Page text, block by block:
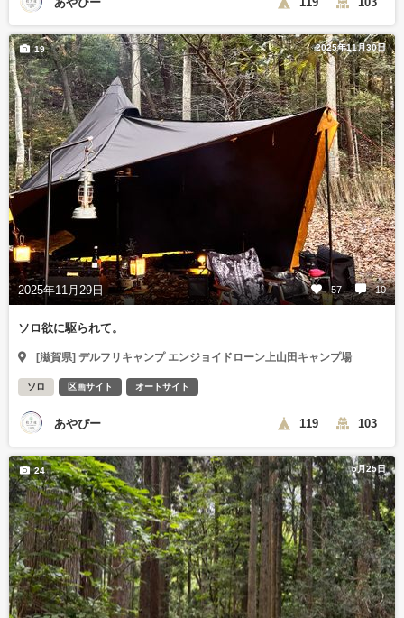
2025年11月30日
2025年11月29日 57 10
19
ソロ欲に駆られて。
[滋賀県] デルフリキャンプ エンジョイドローン上山田キャンプ場
ソロ 区画サイト オートサイト
あやぴー 119 103
5月25日
24